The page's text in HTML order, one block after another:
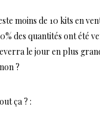
moins de 10 kits en
des quantités ont été
le jour en plus
?
ça ? :